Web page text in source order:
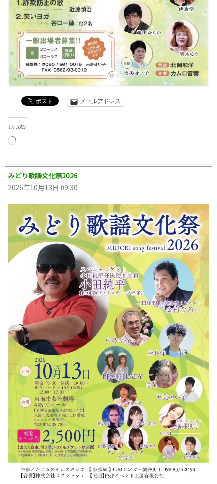
メールアドレス
いいね:
読
み
中…
みどり歌謡文化祭2026
2026年10月13日 09:30